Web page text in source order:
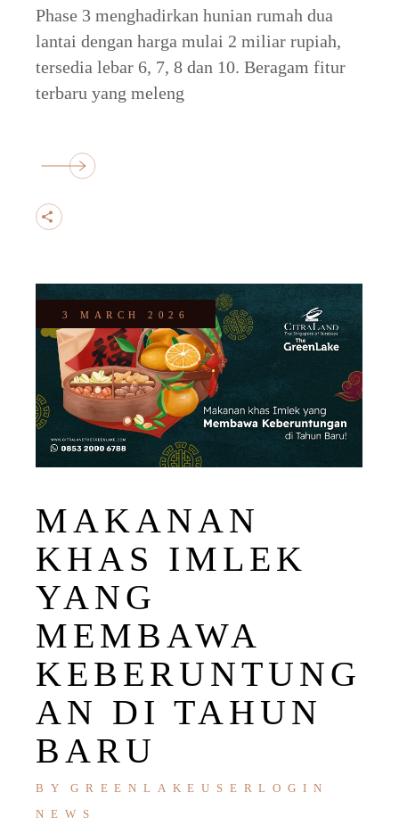
Phase 3 menghadirkan hunian rumah dua
lantai dengan harga mulai 2 miliar rupiah,
tersedia lebar 6, 7, 8 dan 10. Beragam fitur
terbaru yang meleng
3 MARCH 2026
MAKANAN
KHAS IMLEK
YANG
MEMBAWA
KEBERUNTUNG
AN DI TAHUN
BARU
BY
GREENLAKEUSERLOGIN
NEWS